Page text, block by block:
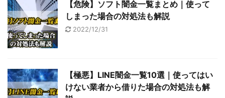
【危険】ソフト闇金一覧まとめ｜使って
しまった場合の対処法も解説
2022/12/31
【極悪】LINE闇金一覧10選｜使ってはい
けない業者から借りた場合の対処法も解